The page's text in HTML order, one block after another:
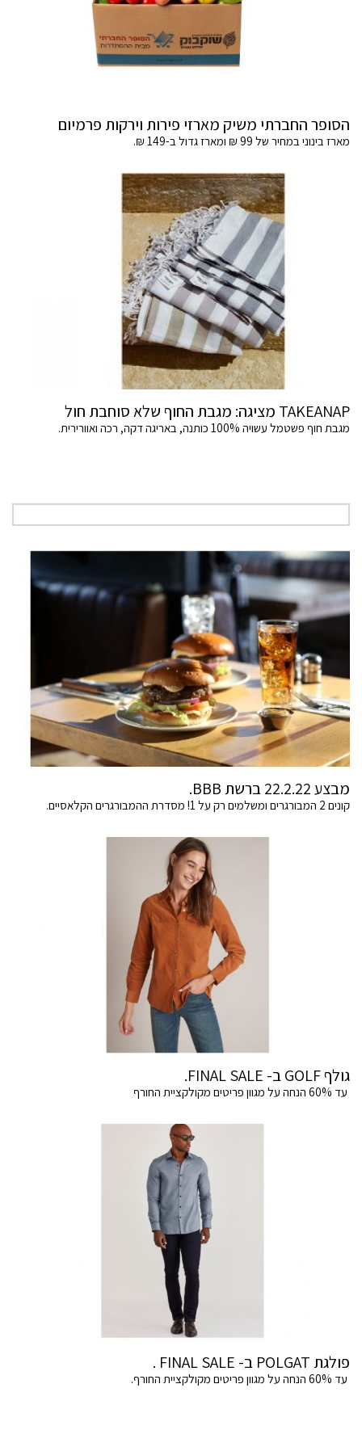
הסופר החברתי משיק מארזי פירות וירקות פרמיום
מארז בינוני במחיר של 99 ₪ ומארז גדול ב-149 ₪.
TAKEANAP מציגה: מגבת החוף שלא סוחבת חול
מגבת חוף פשטמל עשויה 100% כותנה, באריגה דקה, רכה ואוורירית.
מבצע 22.2.22 ברשת BBB.
קונים 2 המבורגרים ומשלמים רק על 1! מסדרת ההמבורגרים הקלאסיים.
גולף GOLF ב- FINAL SALE.
עד 60% הנחה על מגוון פריטים מקולקציית החורף
פולגת POLGAT ב- FINAL SALE .
עד 60% הנחה על מגוון פריטים מקולקציית החורף.